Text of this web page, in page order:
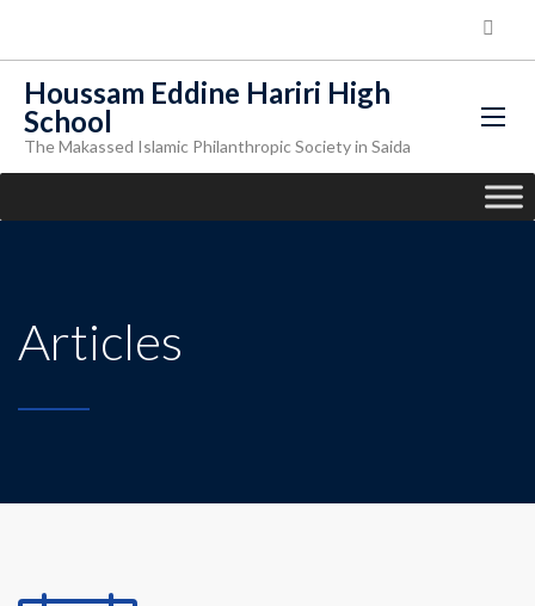
Houssam Eddine Hariri High
School
The Makassed Islamic Philanthropic Society in Saida
Articles